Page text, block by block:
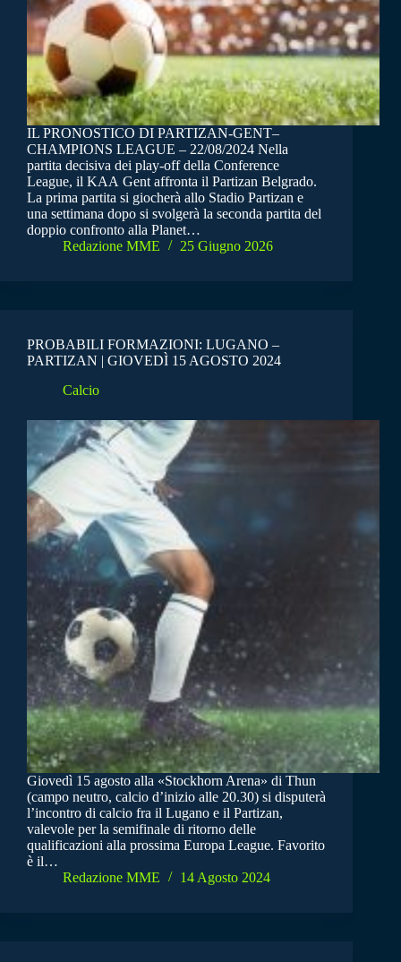
IL PRONOSTICO DI PARTIZAN-GENT–
CHAMPIONS LEAGUE – 22/08/2024 Nella
partita decisiva dei play-off della Conference
League, il KAA Gent affronta il Partizan Belgrado.
La prima partita si giocherà allo Stadio Partizan e
una settimana dopo si svolgerà la seconda partita del
doppio confronto alla Planet…
Redazione MME
25 Giugno 2026
PROBABILI FORMAZIONI: LUGANO –
PARTIZAN | GIOVEDÌ 15 AGOSTO 2024
Calcio
Giovedì 15 agosto alla «Stockhorn Arena» di Thun
(campo neutro, calcio d’inizio alle 20.30) si disputerà
l’incontro di calcio fra il Lugano e il Partizan,
valevole per la semifinale di ritorno delle
qualificazioni alla prossima Europa League. Favorito
è il…
Redazione MME
14 Agosto 2024